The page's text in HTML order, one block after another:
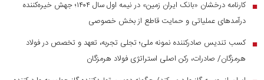
■
کارنامه درخشان «بانک ایران زمین» در نیمه اول سال ۱۴۰۴؛ جهش خیره‌کننده
درآمد‌های عملیاتی و حمایت قاطع از بخش خصوصی
■ کسب تندیس صادرکننده نمونه ملی؛ تجلی تجربه، تعهد و تخصص در فولاد
هرمزگان/ صادرات، رکن اصلی استراتژی فولاد هرمزگان